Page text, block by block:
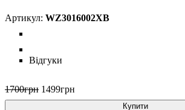
WZ3016002XB
Відгуки
1700грн 1499грн
Купити